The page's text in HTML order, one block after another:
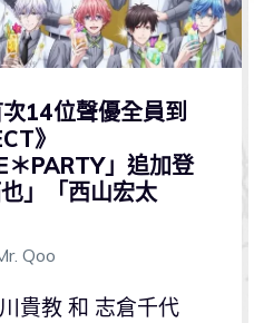
次14位聲優全員到
》
＊PARTY」追加登
」「西山宏太
Qoo
貴教 和 志倉千代